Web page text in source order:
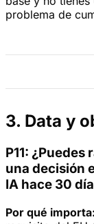
problema de
3. Data y
P11:
una decisión
IA hace 30
Por qué importa: